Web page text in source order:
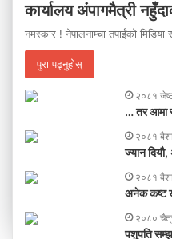
कार्यालय अंपागमैत्री
नमस्कार ! नेपालनाम्चा तपाईंको मिडिया
पुरा पढ्नुहोस्
२०८१
… तर आमा
२०८१
ज्यान
२०८१
अनेक कष्ट
२०८०
पशुपति